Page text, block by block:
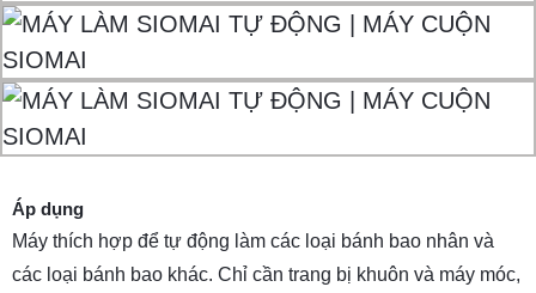
Áp dụng
Máy thích hợp để tự động làm các loại bánh bao nhân và
các loại bánh bao khác. Chỉ cần trang bị khuôn và máy móc,